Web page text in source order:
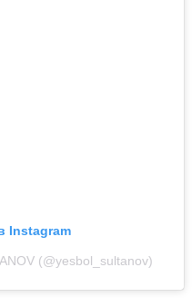
Instagram
(@yesbol_sultanov)